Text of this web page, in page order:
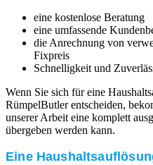
eine kostenlose Beratung
eine umfassende
die Anrechnung von
Fixpreis
Schnelligkeit und
Wenn Sie sich für eine
RümpelButler entscheiden,
unserer Arbeit eine komplett
übergeben werden kann.
Eine